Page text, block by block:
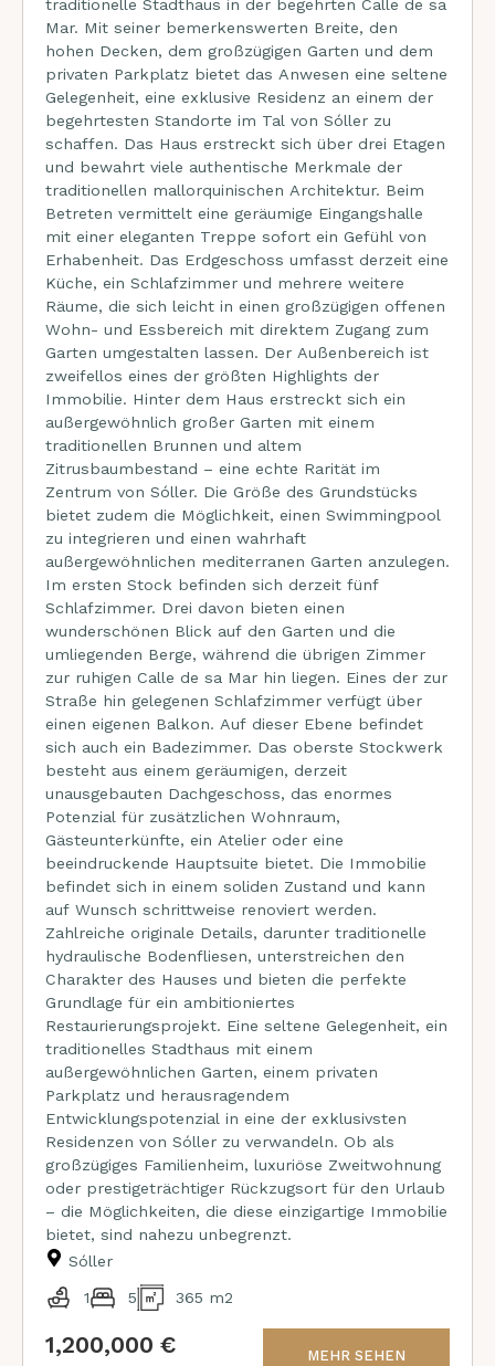
traditionelle Stadthaus in der begehrten Calle de sa
Mar. Mit seiner bemerkenswerten Breite, den
hohen Decken, dem großzügigen Garten und dem
privaten Parkplatz bietet das Anwesen eine seltene
Gelegenheit, eine exklusive Residenz an einem der
begehrtesten Standorte im Tal von Sóller zu
schaffen. Das Haus erstreckt sich über drei Etagen
und bewahrt viele authentische Merkmale der
traditionellen mallorquinischen Architektur. Beim
Betreten vermittelt eine geräumige Eingangshalle
mit einer eleganten Treppe sofort ein Gefühl von
Erhabenheit. Das Erdgeschoss umfasst derzeit eine
Küche, ein Schlafzimmer und mehrere weitere
Räume, die sich leicht in einen großzügigen offenen
Wohn- und Essbereich mit direktem Zugang zum
Garten umgestalten lassen. Der Außenbereich ist
zweifellos eines der größten Highlights der
Immobilie. Hinter dem Haus erstreckt sich ein
außergewöhnlich großer Garten mit einem
traditionellen Brunnen und altem
Zitrusbaumbestand – eine echte Rarität im
Zentrum von Sóller. Die Größe des Grundstücks
bietet zudem die Möglichkeit, einen Swimmingpool
zu integrieren und einen wahrhaft
außergewöhnlichen mediterranen Garten anzulegen.
Im ersten Stock befinden sich derzeit fünf
Schlafzimmer. Drei davon bieten einen
wunderschönen Blick auf den Garten und die
umliegenden Berge, während die übrigen Zimmer
zur ruhigen Calle de sa Mar hin liegen. Eines der zur
Straße hin gelegenen Schlafzimmer verfügt über
einen eigenen Balkon. Auf dieser Ebene befindet
sich auch ein Badezimmer. Das oberste Stockwerk
besteht aus einem geräumigen, derzeit
unausgebauten Dachgeschoss, das enormes
Potenzial für zusätzlichen Wohnraum,
Gästeunterkünfte, ein Atelier oder eine
beeindruckende Hauptsuite bietet. Die Immobilie
befindet sich in einem soliden Zustand und kann
auf Wunsch schrittweise renoviert werden.
Zahlreiche originale Details, darunter traditionelle
hydraulische Bodenfliesen, unterstreichen den
Charakter des Hauses und bieten die perfekte
Grundlage für ein ambitioniertes
Restaurierungsprojekt. Eine seltene Gelegenheit, ein
traditionelles Stadthaus mit einem
außergewöhnlichen Garten, einem privaten
Parkplatz und herausragendem
Entwicklungspotenzial in eine der exklusivsten
Residenzen von Sóller zu verwandeln. Ob als
großzügiges Familienheim, luxuriöse Zweitwohnung
oder prestigeträchtiger Rückzugsort für den Urlaub
– die Möglichkeiten, die diese einzigartige Immobilie
bietet, sind nahezu unbegrenzt.
Sóller
1 5 365 m2
1,200,000 € MEHR SEHEN